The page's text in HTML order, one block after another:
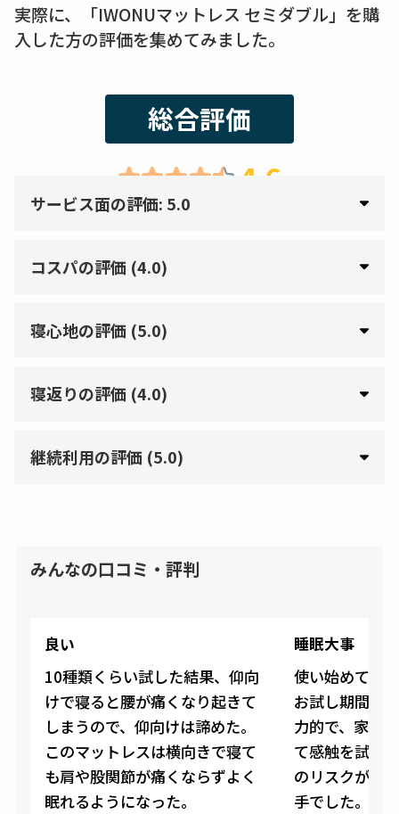
実際に、「IWONUマットレス セミダブル」を購
入した方の評価を集めてみました。
総合評価
4.6
サービス面の評価: 5.0
コスパの評価 (4.0)
寝心地の評価 (5.0)
寝返りの評価 (4.0)
継続利用の評価 (5.0)
みんなの口コミ・評判
良い
10種類くらい試した結果、仰向
けで寝ると腰が痛くなり起きて
しまうので、仰向けは諦めた。
このマットレスは横向きで寝て
も肩や股関節が痛くならずよく
眠れるようになった。
睡眠大事
使い始めて半
お試し期間が
力的で、家具
て感触を試し
のリスクがな
手でした。